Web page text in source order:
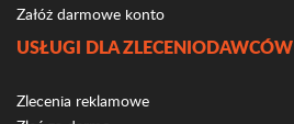
Załóż darmowe konto
USŁUGI DLA ZLECENIODAWCÓW
Zlecenia reklamowe